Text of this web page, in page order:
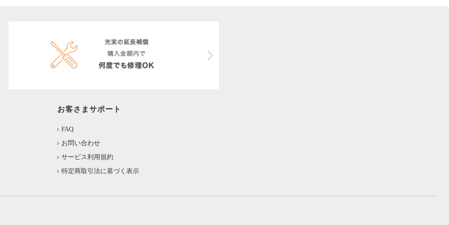
お客さまサポート
FAQ
お問い合わせ
サービス利用規約
特定商取引法に基づく表示